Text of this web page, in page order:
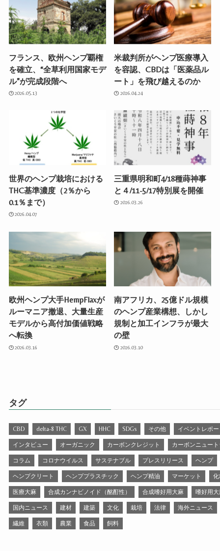
フランス、欧州ヘンプ覇権
を確立、“全草利用国家モデ
ル”が完成段階へ
2026.05.13
米裁判所がヘンプ医療導入
を容認、CBDは「医薬品ル
ート」を飛び越えるのか
2026.04.24
世界のヘンプ栽培における
THC基準濃度（2％から
0.1％まで）
2026.04.07
三重県明和町4/18種蒔神事
と４/11-5/17特別展を開催
2026.03.26
欧州ヘンプ大手HempFlaxが
ルーマニア撤退、大量生産
モデルから高付加価値戦略
へ転換
2026.03.16
南アフリカ、25億ドル規模
のヘンプ産業構想、しかし
規制と加工インフラが最大
の壁
2026.03.10
タグ
CBD delta-8 THC GX HHC SDGs その他 イベントレポ
インタビュー オーガニック カーボンクレジット カーボンニュー
コラム コロナウイルス サステナブル プレスリリース ヘンプ
ヘンプクリート ヘンププラスチック ヘンプ精油 マーケット
医療大麻 合成カンナビノイド（酩酊性） 合成嗜好用大麻 嗜好用
国内ニュース 建材 建築 文化 栽培 法律 海外ニュース
繊維 衣類 農業 食品 飼料